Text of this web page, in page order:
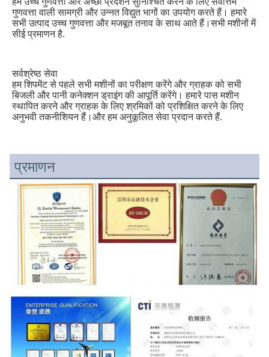
गुणवत्ता वाली सामग्री और उन्नत विद्युत भागों का उपयोग करते हैं। हमारे
सभी उत्पाद उच्च गुणवत्ता और मजबूत तनाव के साथ आते हैं।सभी मशीनों में
सीई प्रमाणन है.
सर्वश्रेष्ठ सेवा
हम शिपमेंट से पहले सभी मशीनों का परीक्षण करेंगे और ग्राहक को सभी
बिजली और पानी कनेक्शन ड्राइंग की आपूर्ति करेंगे। हमारे पास मशीन
स्थापित करने और ग्राहक के लिए श्रमिकों को प्रशिक्षित करने के लिए
अनुभवी तकनीशियन हैं।और हम अनुकूलित सेवा प्रदान करते हैं.
प्रमाणन